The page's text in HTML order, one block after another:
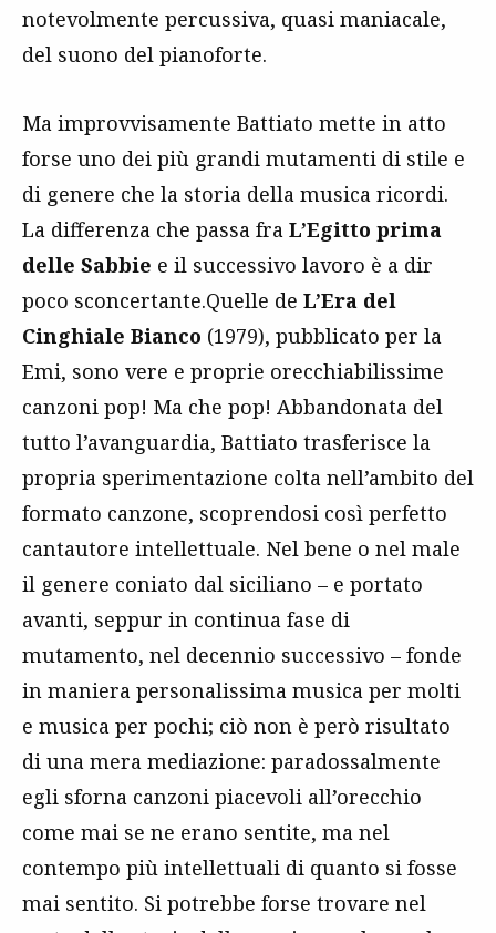
notevolmente percussiva, quasi maniacale,
del suono del pianoforte.
Ma improvvisamente Battiato mette in atto
forse uno dei più grandi mutamenti di stile e
di genere che la storia della musica ricordi.
La differenza che passa fra L’Egitto prima
delle Sabbie e il successivo lavoro è a dir
poco sconcertante.Quelle de L’Era del
Cinghiale Bianco (1979), pubblicato per la
Emi, sono vere e proprie orecchiabilissime
canzoni pop! Ma che pop! Abbandonata del
tutto l’avanguardia, Battiato trasferisce la
propria sperimentazione colta nell’ambito del
formato canzone, scoprendosi così perfetto
cantautore intellettuale. Nel bene o nel male
il genere coniato dal siciliano – e portato
avanti, seppur in continua fase di
mutamento, nel decennio successivo – fonde
in maniera personalissima musica per molti
e musica per pochi; ciò non è però risultato
di una mera mediazione: paradossalmente
egli sforna canzoni piacevoli all’orecchio
come mai se ne erano sentite, ma nel
contempo più intellettuali di quanto si fosse
mai sentito. Si potrebbe forse trovare nel